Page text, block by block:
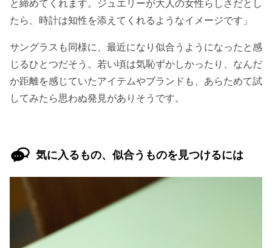
と締めてくれます。ジュエリーが大人の女性らしさだとし
たら、時計は知性を添えてくれるようなイメージです」
サングラスも同様に、最近になり似合うようになったと感
じるひとつだそう。若い頃は気恥ずかしかったり、なんだ
か距離を感じていたアイテムやブランドも、あらためて試
してみたら思わぬ発見がありそうです。
気に入るもの、似合うものを見つけるには